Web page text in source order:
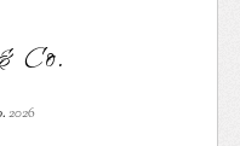
Co.
2026